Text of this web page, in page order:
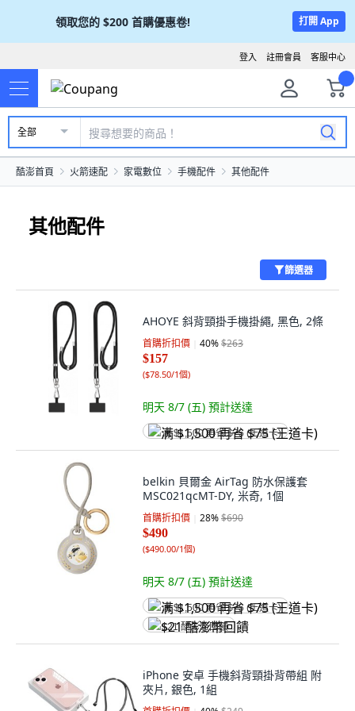
領取您的 $200 首購優惠卷! 打開 App
客服中心
註冊會員
登入
全部
酷澎首頁 火箭速配 家電數位 手機配件 其他配件
其他配件
篩選器
AHOYE 斜背頸掛手機掛繩, 黑色, 2條
首購折扣價 40%$263
$157
($78.50/1個)
明天 8/7 (五) 預計送達
满 $1,500 再省 $75 (王道卡)
belkin 貝爾金 AirTag 防水保護套
MSC021qcMT-DY, 米奇, 1個
首購折扣價 28%$690
$490
($490.00/1個)
明天 8/7 (五) 預計送達
满 $1,500 再省 $75 (王道卡)
$21 酷澎幣回饋
iPhone 安卓 手機斜背頸掛背帶組 附
夾片, 銀色, 1組